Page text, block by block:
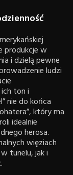
produkcje w
i dzielą pewne
ludzi
ton i
nie do końca
który ma
idealnie
herosa.
więziach
tunelu, jak i